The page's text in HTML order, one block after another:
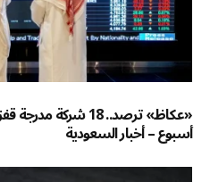
أسبوع – أخبار السعودية